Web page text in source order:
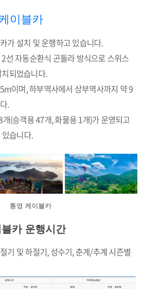
이블카
가 설치 및 운행하고 있습니다.
선 자동순환식 곤돌라 방식으로 스위스
되었습니다.
이며, 하부역사에서 상부역사까지 약 9
.
(승객용 47개, 화물용 1개)가 운영되고
습니다.
통영 케이블카
카 운행시간
기 및 하절기, 성수기, 춘계/추계 시즌별